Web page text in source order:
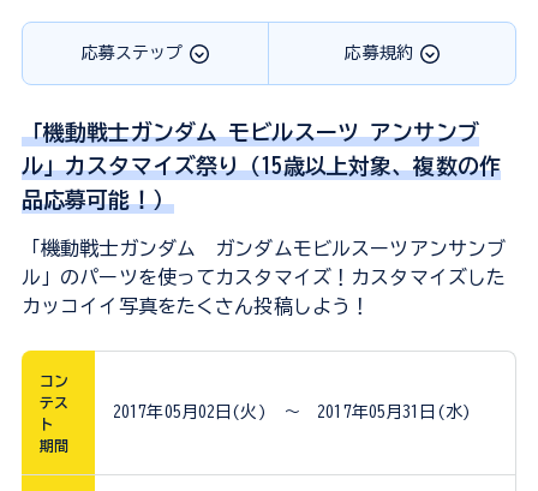
応募ステップ 応募規約
「機動戦士ガンダム モビルスーツ アンサンブ
ル」カスタマイズ祭り（15歳以上対象、複数の作
品応募可能！）
「機動戦士ガンダム ガンダムモビルスーツアンサンブ
ル」のパーツを使ってカスタマイズ！カスタマイズした
カッコイイ写真をたくさん投稿しよう！
コン
テス
ト
期間
2017年05月02日(火) ～ 2017年05月31日(水)